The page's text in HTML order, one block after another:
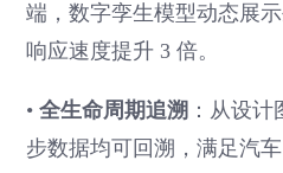
端，数字孪生模型动态展
响应速度提升 3 倍。
•全生命周期追溯 ：从设
步数据均可回溯，满足汽